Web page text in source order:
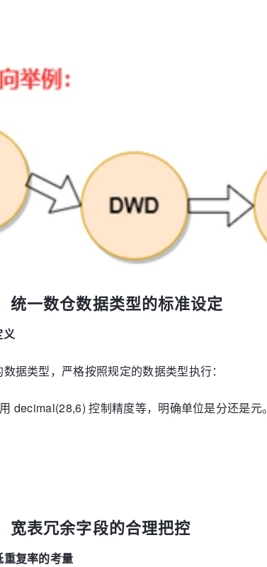
统一数仓数据类型的标准设定
义
据类型，严格按照规定的数据类型执行：
decimal(28,6) 控制精度等，明确单位是分还是元。
宽表冗余字段的合理把控
复率的考量